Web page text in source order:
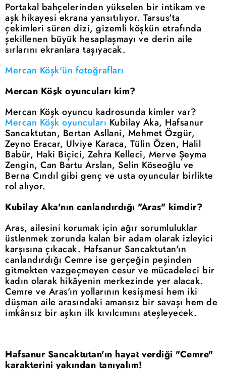
Portakal bahçelerinden yükselen bir intikam ve
aşk hikayesi ekrana yansıtılıyor. Tarsus'ta
çekimleri süren dizi, gizemli köşkün etrafında
şekillenen büyük hesaplaşmayı ve derin aile
sırlarını ekranlara taşıyacak.
Mercan Köşk'ün fotoğrafları
Mercan Köşk oyuncuları kim?
Mercan Köşk oyuncu kadrosunda kimler var?
Mercan Köşk oyuncuları Kubilay Aka, Hafsanur
Sancaktutan, Bertan Asllani, Mehmet Özgür,
Zeyno Eracar, Ulviye Karaca, Tülin Özen, Halil
Babür, Haki Biçici, Zehra Kelleci, Merve Şeyma
Zengin, Can Bartu Arslan, Selin Köseoğlu ve
Berna Cındıl gibi genç ve usta oyuncular birlikte
rol alıyor.
Kubilay Aka'nın canlandırdığı "Aras" kimdir?
Aras, ailesini korumak için ağır sorumluluklar
üstlenmek zorunda kalan bir adam olarak izleyici
karşısına çıkacak. Hafsanur Sancaktutan'ın
canlandırdığı Cemre ise gerçeğin peşinden
gitmekten vazgeçmeyen cesur ve mücadeleci bir
kadın olarak hikâyenin merkezinde yer alacak.
Cemre ve Aras'ın yollarının kesişmesi hem iki
düşman aile arasındaki amansız bir savaşı hem de
imkânsız bir aşkın ilk kıvılcımını ateşleyecek.
Hafsanur Sancaktutan'ın hayat verdiği "Cemre"
karakterini yakından tanıyalım!